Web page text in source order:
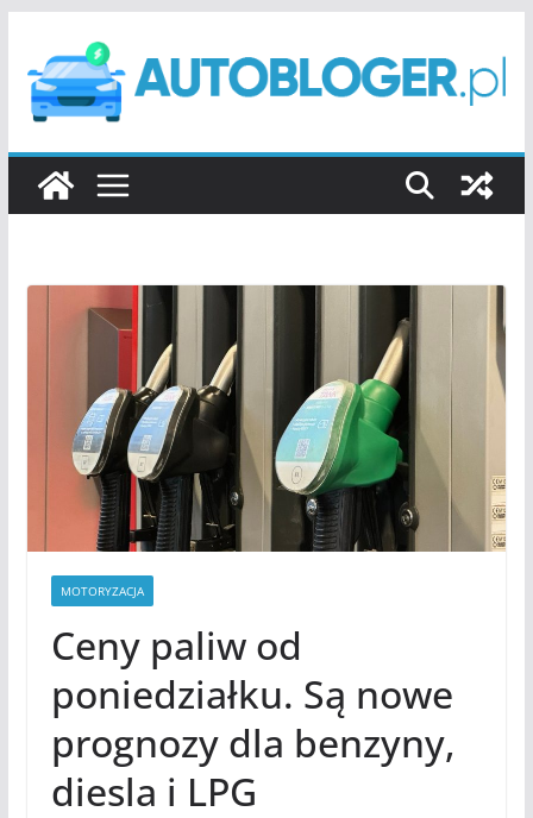
treści
MOTORYZACJA
Ceny paliw od
poniedziałku. Są nowe
prognozy dla benzyny,
diesla i LPG